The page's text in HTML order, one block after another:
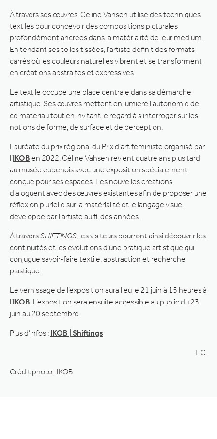
À travers ses œuvres, Céline Vahsen utilise des techniques
textiles pour concevoir des compositions picturales
profondément ancrées dans la matérialité de leur médium.
En tendant ses toiles tissées, l’artiste définit des formats
carrés où les couleurs naturelles vibrent et se transforment
en créations abstraites et expressives.
Le textile occupe une place centrale dans sa démarche
artistique. Ses œuvres mettent en lumière l’autonomie de
ce matériau tout en invitant le regard à s’interroger sur les
notions de forme, de surface et de perception.
Lauréate du prix régional du Prix d’art féministe organisé par
l’IKOB en 2022, Céline Vahsen revient quatre ans plus tard
au musée eupenois avec une exposition spécialement
conçue pour ses espaces. Les nouvelles créations
dialoguent avec des œuvres existantes afin de proposer une
réflexion plurielle sur la matérialité et le langage visuel
développé par l’artiste au fil des années.
À traversSHIFTINGS , les visiteurs pourront ainsi découvrir les
continuités et les évolutions d’une pratique artistique qui
conjugue savoir-faire textile, abstraction et recherche
plastique.
Le vernissage de l’exposition aura lieu le 21 juin à 15 heures à
l’IKOB . L’exposition sera ensuite accessible au public du 23
juin au 20 septembre.
Plus d’infos : IKOB | Shiftings
T. C.
Crédit photo : IKOB